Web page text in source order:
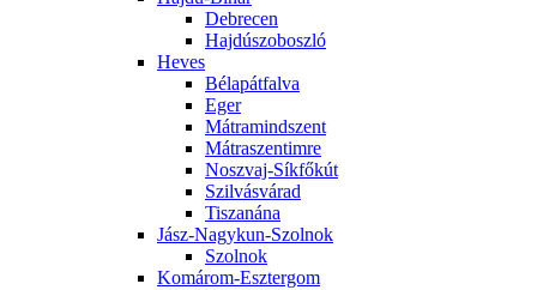
Debrecen
Hajdúszoboszló
Heves
Bélapátfalva
Eger
Mátramindszent
Mátraszentimre
Noszvaj-Síkfőkút
Szilvásvárad
Tiszanána
Jász-Nagykun-Szolnok
Szolnok
Komárom-Esztergom